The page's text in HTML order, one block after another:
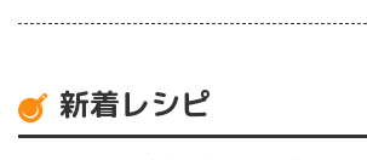
新着レシピ